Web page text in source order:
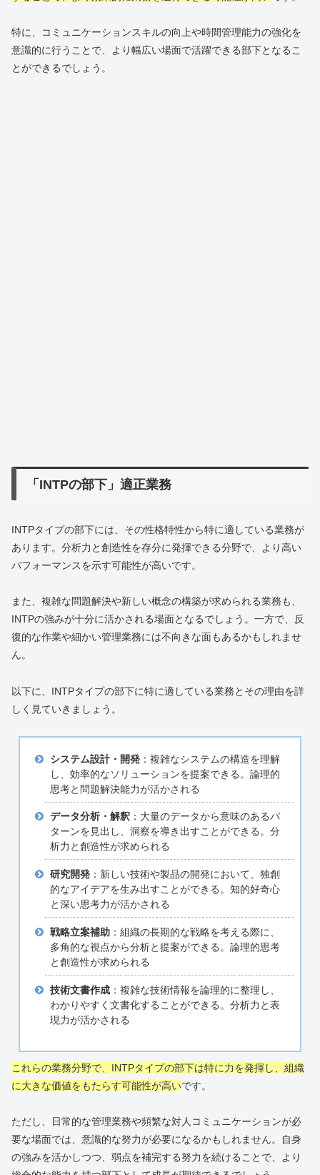
特に、コミュニケーションスキルの向上や時間管理能力の強化を
意識的に行うことで、より幅広い場面で活躍できる部下となるこ
とができるでしょう。
「INTPの部下」適正業務
INTPタイプの部下には、その性格特性から特に適している業務が
あります。分析力と創造性を存分に発揮できる分野で、より高い
パフォーマンスを示す可能性が高いです。
また、複雑な問題解決や新しい概念の構築が求められる業務も、
INTPの強みが十分に活かされる場面となるでしょう。一方で、反
復的な作業や細かい管理業務には不向きな面もあるかもしれませ
ん。
以下に、INTPタイプの部下に特に適している業務とその理由を詳
しく見ていきましょう。
システム設計・開発：複雑なシステムの構造を理解
し、効率的なソリューションを提案できる。論理的
思考と問題解決能力が活かされる
データ分析・解釈：大量のデータから意味のあるパ
ターンを見出し、洞察を導き出すことができる。分
析力と創造性が求められる
研究開発：新しい技術や製品の開発において、独創
的なアイデアを生み出すことができる。知的好奇心
と深い思考力が活かされる
戦略立案補助：組織の長期的な戦略を考える際に、
多角的な視点から分析と提案ができる。論理的思考
と創造性が求められる
技術文書作成：複雑な技術情報を論理的に整理し、
わかりやすく文書化することができる。分析力と表
現力が活かされる
これらの業務分野で、INTPタイプの部下は特に力を発揮し、組織
に大きな価値をもたらす可能性が高いです。
ただし、日常的な管理業務や頻繁な対人コミュニケーションが必
要な場面では、意識的な努力が必要になるかもしれません。自身
の強みを活かしつつ、弱点を補完する努力を続けることで、より